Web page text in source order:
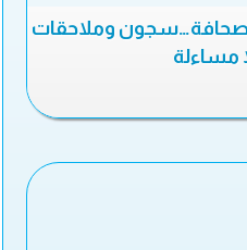
وملاحقات
مساءلة